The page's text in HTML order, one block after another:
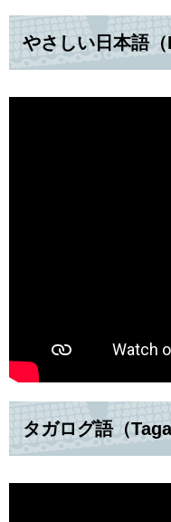
やさしい日本語
タガログ語（